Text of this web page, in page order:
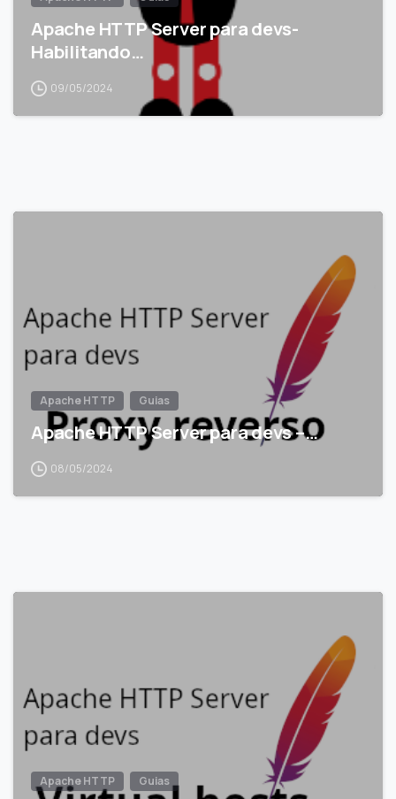
Apache HTTP Server para devs-
Habilitando…
09/05/2024
Apache HTTP Guias
Apache HTTP Server para devs –…
08/05/2024
Apache HTTP Guias